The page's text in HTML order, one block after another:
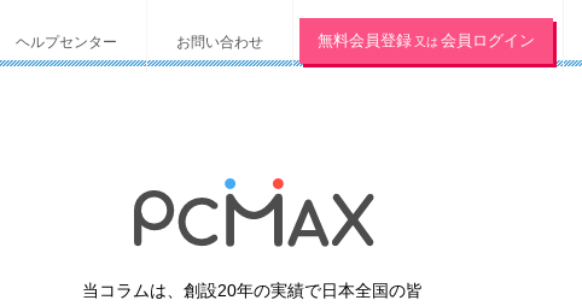
ヘルプセンター お問い合わせ 無料会員登録 又は 会員ログイン
当コラムは、創設20年の実績で日本全国の皆